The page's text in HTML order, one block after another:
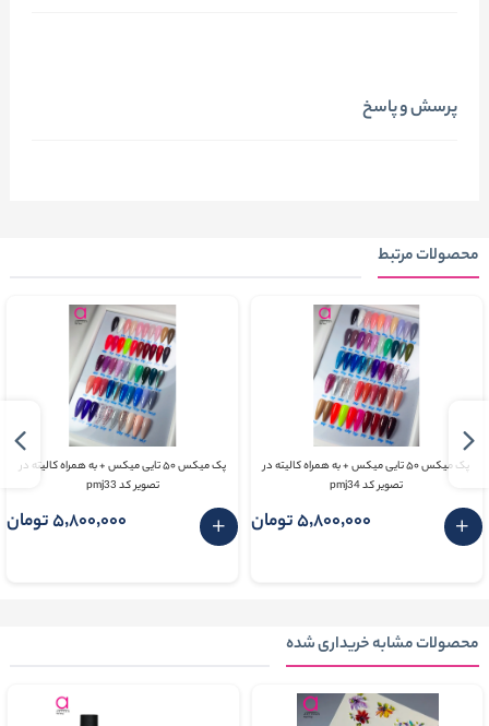
پرسش و پاسخ
محصولات مرتبط
پک میکس ۵۰ تایی میکس + به همراه کالیته در
تصویر کد pmj34
5٬800٬000 تومان
پک میکس ۵۰ تایی میکس + به همراه کالیته در
تصویر کد pmj33
5٬800٬000 تومان
محصولات مشابه خریداری شده